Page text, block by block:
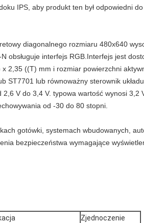
IPS, aby produkt ten był odpowiedni
diagonalnego rozmiaru 480x640
obsługuje interfejs RGB.Interfejs jest
2,35 ((T) mm i rozmiar powierzchni
ST7701 lub równoważny sterownik
V do 3,4 V. typowa wartość wynosi 3,2
od -30 do 80 stopni.
gotówki, systemach wbudowanych,
bezpieczeństwa wymagające
Zjednoczenie